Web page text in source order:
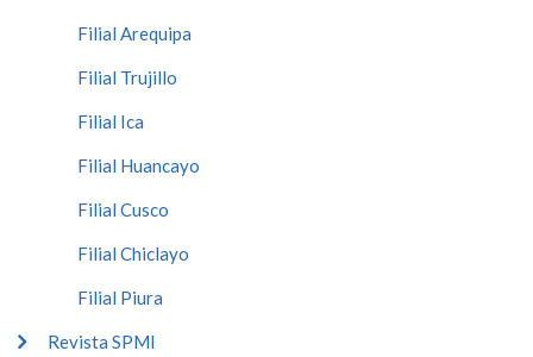
Filial Arequipa
Filial Trujillo
Filial Ica
Filial Huancayo
Filial Cusco
Filial Chiclayo
Filial Piura
Revista SPMI